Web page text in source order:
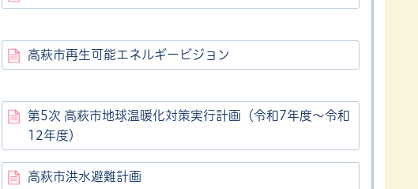
高萩市再生可能エネルギービジョン
第5次 高萩市地球温暖化対策実行計画（令和7年度～令和
12年度）
高萩市洪水避難計画